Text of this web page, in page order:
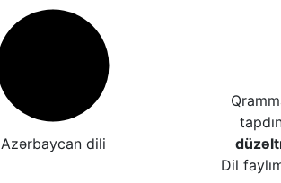
Azərbaycan dili
Dil